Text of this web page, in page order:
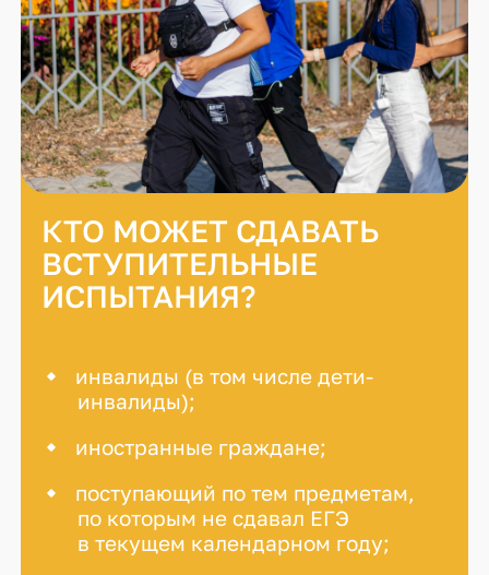
КТО МОЖЕТ СДАВАТЬ
ВСТУПИТЕЛЬНЫЕ
ИСПЫТАНИЯ?
инвалиды (в том числе дети-
инвалиды);
иностранные граждане;
поступающий по тем предметам,
по которым не сдавал ЕГЭ
в текущем календарном году;